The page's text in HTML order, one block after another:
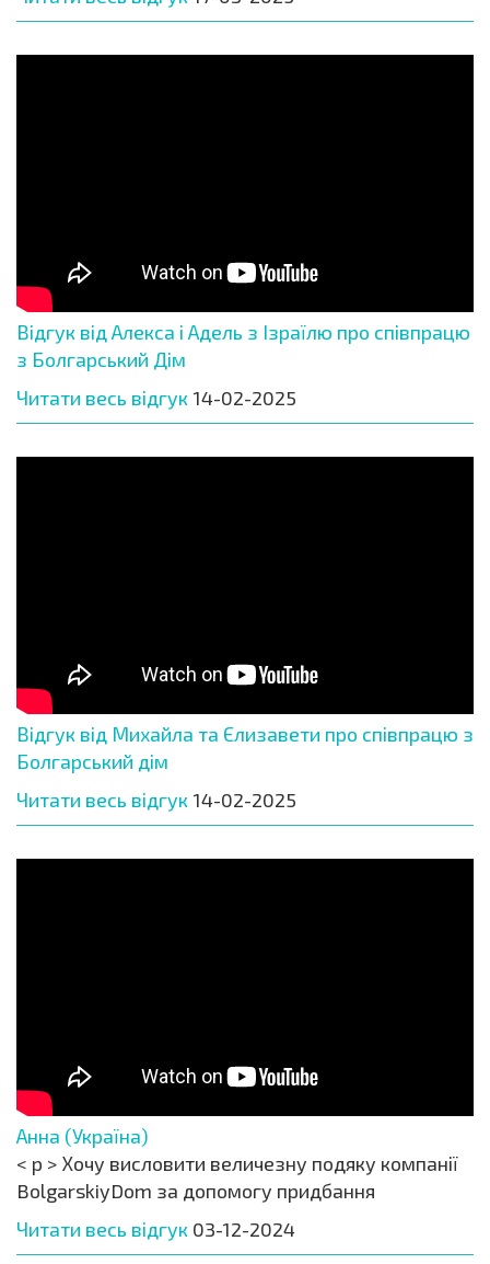
Відгук від Алекса і Адель з Ізраїлю про співпрацю
з Болгарський Дім
Читати весь відгук 14-02-2025
Відгук від Михайла та Єлизавети про співпрацю з
Болгарський дім
Читати весь відгук 14-02-2025
Анна (Україна)
< p > Хочу висловити величезну подяку компанії
BolgarskiyDom за допомогу придбання
Читати весь відгук 03-12-2024